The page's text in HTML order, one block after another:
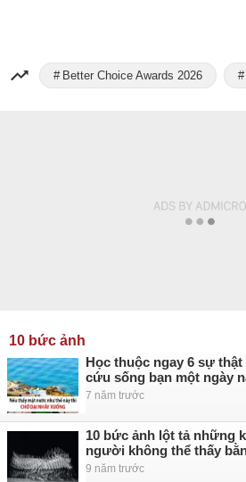
Better Choice Awards 2026
10 bức ảnh
Học thuộc ngay 6 sự
cứu sống bạn một ngày
7 năm trước
10 bức ảnh lột tả những
người không thể thấy
9 năm trước